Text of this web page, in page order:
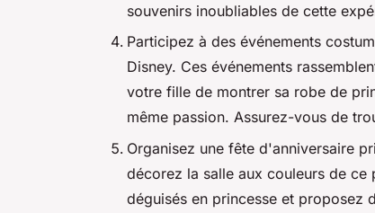
souvenirs inoubliables de cette
Participez à des événements
Disney. Ces événements
votre fille de montrer sa robe de
même passion. Assurez-vous de
Organisez une fête d'anniversaire
décorez la salle aux couleurs de ce
déguisés en princesse et proposez